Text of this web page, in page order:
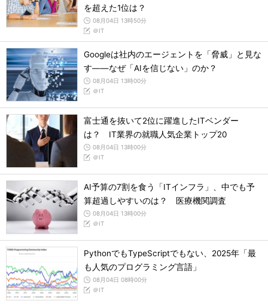
を超えた1位は？
08月04日 13時50分
＠IT
Googleは社内のエージェントを「脅威」と見な
す――なぜ「AIを信じない」のか？
08月04日 13時00分
＠IT
富士通を抜いて2位に躍進したITベンダー
は？ IT業界の就職人気企業トップ20
08月04日 13時00分
＠IT
AI予算の7割を食う「ITインフラ」、中でも予
算超過しやすいのは？ 医療機関調査
08月04日 13時00分
＠IT
PythonでもTypeScriptでもない、2025年「最
も人気のプログラミング言語」
08月04日 08時00分
＠IT